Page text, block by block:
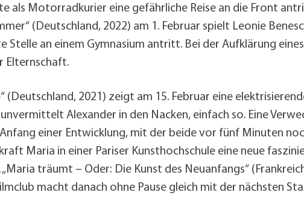
als Motorradkurier eine gefährliche Reise an die Front
(Deutschland, 2022) am 1. Februar spielt Leonie
Stelle an einem Gymnasium antritt. Bei der Aufklärung
Elternschaft.
(Deutschland, 2021) zeigt am 15. Februar eine
Alexander in den Nacken, einfach so. Eine
einer Entwicklung, mit der beide vor fünf Minuten
Maria in einer Pariser Kunsthochschule eine neue
träumt – Oder: Die Kunst des Neuanfangs“
macht danach ohne Pause gleich mit der nächsten